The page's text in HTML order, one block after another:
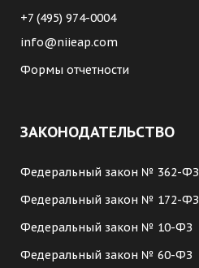
+7 (495) 974-0004
info@niieap.com
Формы отчетности
ЗАКОНОДАТЕЛЬСТВО
Федеральный закон № 362-ФЗ
Федеральный закон № 172-ФЗ
Федеральный закон № 10-ФЗ
Федеральный закон № 60-ФЗ